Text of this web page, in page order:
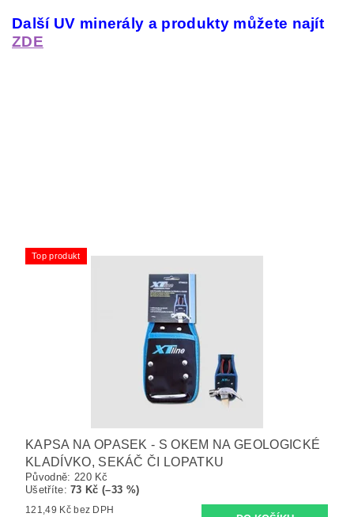
Další UV minerály a produkty můžete najít
ZDE
Top produkt
KAPSA NA OPASEK - S OKEM NA GEOLOGICKÉ
KLADÍVKO, SEKÁČ ČI LOPATKU
Původně: 220 Kč
Ušetříte:73 Kč (–33 %)
121,49 Kč bez DPH